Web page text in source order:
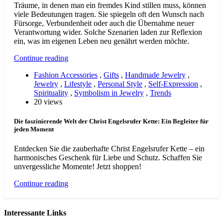
Träume, in denen man ein fremdes Kind stillen muss, können
viele Bedeutungen tragen. Sie spiegeln oft den Wunsch nach
Fürsorge, Verbundenheit oder auch die Übernahme neuer
Verantwortung wider. Solche Szenarien laden zur Reflexion
ein, was im eigenen Leben neu genährt werden möchte.
Continue reading
Fashion Accessories , Gifts , Handmade Jewelry ,
Jewelry , Lifestyle , Personal Style , Self-Expression ,
Spirituality , Symbolism in Jewelry , Trends
20 views
Die faszinierende Welt der Christ Engelsrufer Kette: Ein Begleiter für
jeden Moment
Entdecken Sie die zauberhafte Christ Engelsrufer Kette – ein
harmonisches Geschenk für Liebe und Schutz. Schaffen Sie
unvergessliche Momente! Jetzt shoppen!
Continue reading
Interessante Links